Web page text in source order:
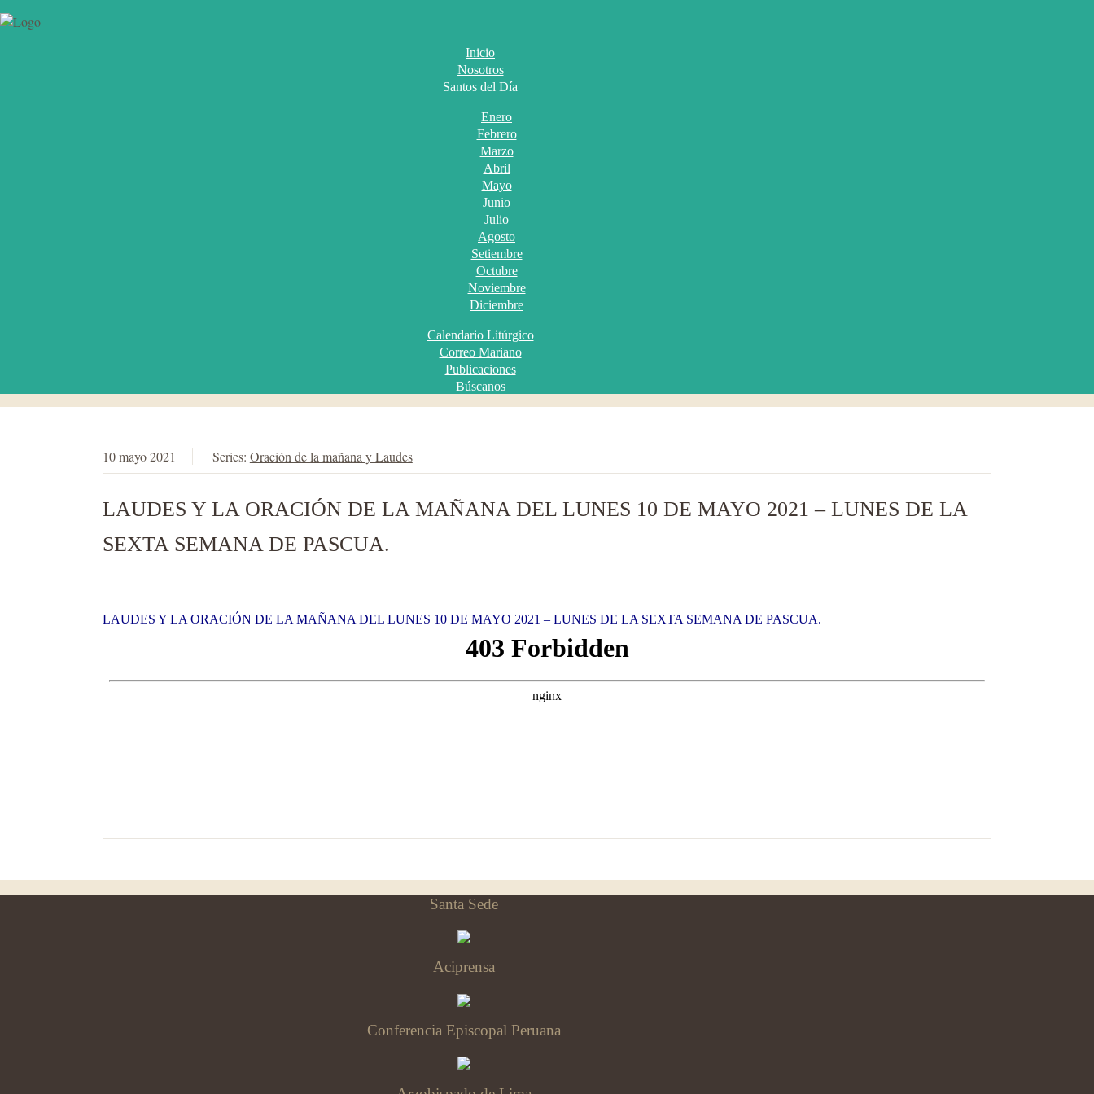
Inicio
Nosotros
Santos del Día
Enero
Febrero
Marzo
Abril
Mayo
Junio
Julio
Agosto
Setiembre
Octubre
Noviembre
Diciembre
Calendario Litúrgico
Correo Mariano
Publicaciones
Búscanos
10 mayo 2021 Series: Oración de la mañana y Laudes
LAUDES Y LA ORACIÓN DE LA MAÑANA DEL LUNES 10 DE MAYO 2021 – LUNES DE LA
SEXTA SEMANA DE PASCUA.
LAUDES Y LA ORACIÓN DE LA MAÑANA DEL LUNES 10 DE MAYO 2021 – LUNES DE LA SEXTA SEMANA DE PASCUA.
Santa Sede
Aciprensa
Conferencia Episcopal Peruana